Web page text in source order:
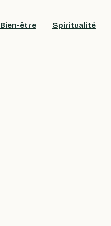
Bien-être Spiritualité